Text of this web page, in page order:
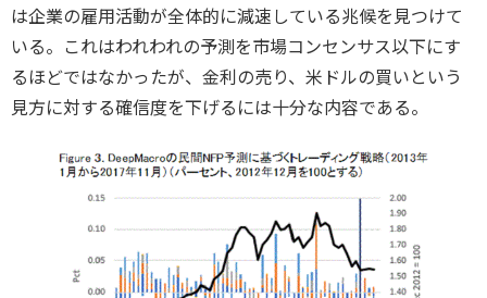
は企業の雇用活動が全体的に減速している兆候を見つけて
いる。これはわれわれの予測を市場コンセンサス以下にす
るほどではなかったが、金利の売り、米ドルの買いという
見方に対する確信度を下げるには十分な内容である。